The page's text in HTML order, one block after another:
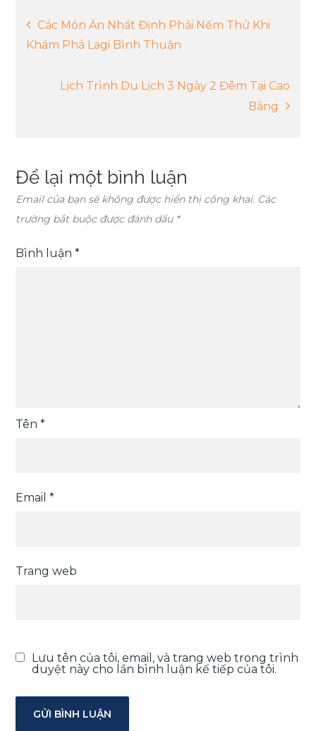
Điều
hướng
bài
Các Món Ăn Nhất Định Phải Nếm Thử Khi
Khám Phá Lagi Bình Thuận
Lịch Trình Du Lịch 3 Ngày 2 Đêm Tại Cao
Bằng
Để lại một bình luận
Email của bạn sẽ không được hiển thị công khai. Các
trường bắt buộc được đánh dấu *
Bình luận*
Tên*
Email*
Trang web
Lưu tên của tôi, email, và trang web trong trình
duyệt này cho lần bình luận kế tiếp của tôi.